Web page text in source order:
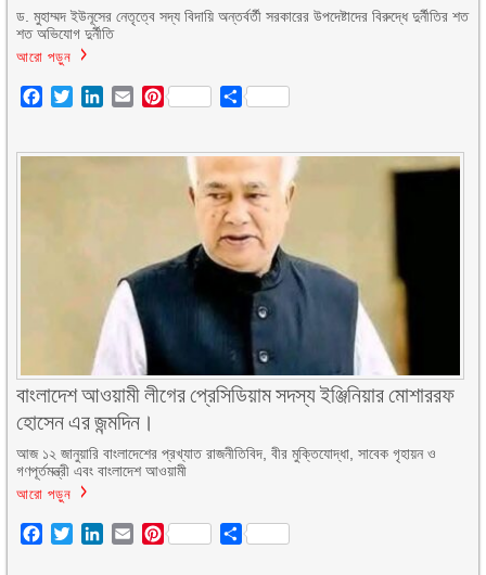
ড. মুহাম্মদ ইউনূসের নেতৃত্বে সদ্য বিদায়ি অন্তর্বর্তী সরকারের উপদেষ্টাদের বিরুদ্ধে দুর্নীতির শত
শত অভিযোগ দুর্নীতি
আরো পড়ুন
Facebook
TwitterLinkedIn
EmailPinterest Share
বাংলাদেশ আওয়ামী লীগের প্রেসিডিয়াম সদস্য ইঞ্জিনিয়ার মোশাররফ
হোসেন এর জন্মদিন।
আজ ১২ জানুয়ারি বাংলাদেশের প্রখ্যাত রাজনীতিবিদ, বীর মুক্তিযোদ্ধা, সাবেক গৃহায়ন ও
গণপূর্তমন্ত্রী এবং বাংলাদেশ আওয়ামী
আরো পড়ুন
Facebook
TwitterLinkedIn
EmailPinterest Share